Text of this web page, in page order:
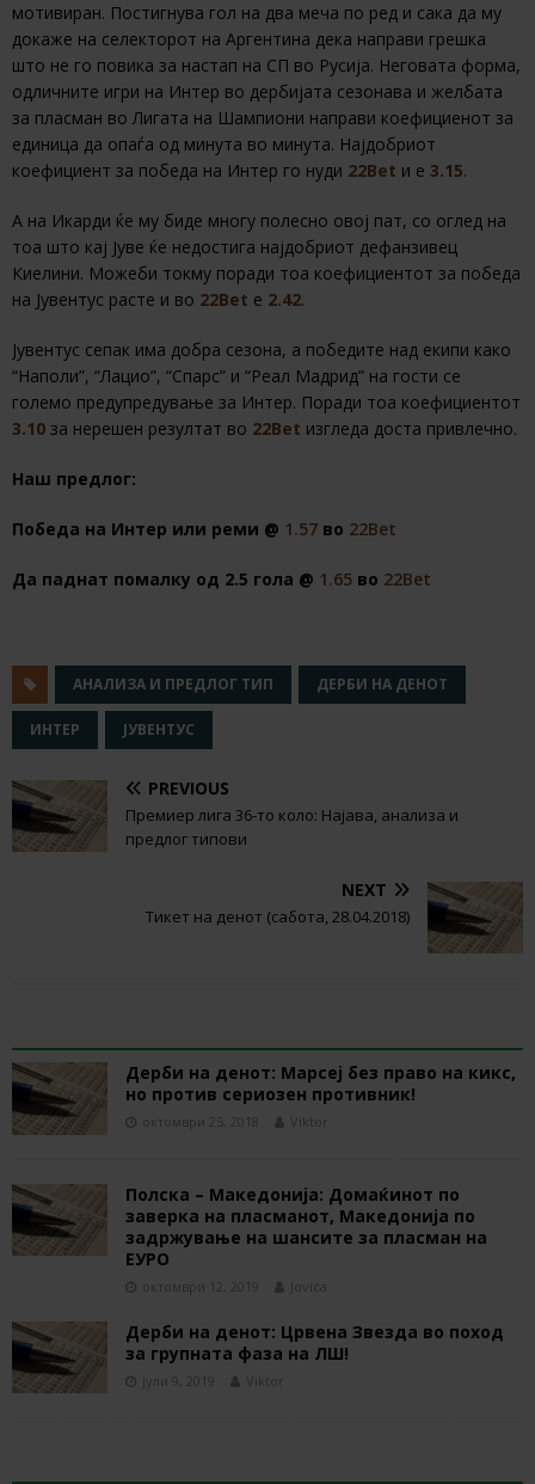
мотивиран. Постигнува гол на два меча по ред и сака да му
докаже на селекторот на Аргентина дека направи грешка
што не го повика за настап на СП во Русија. Неговата форма,
одличните игри на Интер во дербијата сезонава и желбата
за пласман во Лигата на Шампиони направи коефициенот за
единица да опаѓа од минута во минута. Најдобриот
коефициент за победа на Интер го нуди 22Bet и е 3.15.
А на Икарди ќе му биде многу полесно овој пат, со оглед на
тоа што кај Јуве ќе недостига најдобриот дефанзивец
Киелини. Можеби токму поради тоа коефициентот за победа
на Јувентус расте и во 22Bet е 2.42.
Јувентус сепак има добра сезона, а победите над екипи како
“Наполи”, “Лацио”, “Спарс” и “Реал Мадрид” на гости се
големо предупредување за Интер. Поради тоа коефициентот
3.10 за нерешен резултат во 22Bet изгледа доста привлечно.
Наш предлог:
Победа на Интер или реми @ 1.57 во 22Bet
Да паднат помалку од 2.5 гола @ 1.65 во 22Bet
АНАЛИЗА И ПРЕДЛОГ ТИП ДЕРБИ НА ДЕНОТ
ИНТЕР ЈУВЕНТУС
PREVIOUS
Премиер лига 36-то коло: Најава, анализа и
предлог типови
NEXT
Тикет на денот (сабота, 28.04.2018)
Дерби на денот: Марсеј без право на кикс,
но против сериозен противник!
октомври 25, 2018 Viktor
Полска – Македонија: Домаќинот по
заверка на пласманот, Македонија по
задржување на шансите за пласман на
ЕУРО
октомври 12, 2019 Jovica
Дерби на денот: Црвена Звезда во поход
за групната фаза на ЛШ!
јули 9, 2019 Viktor